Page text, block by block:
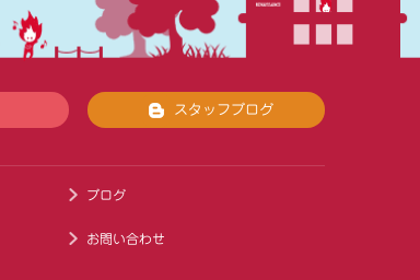
スタッフブログ
ブログ
お問い合わせ